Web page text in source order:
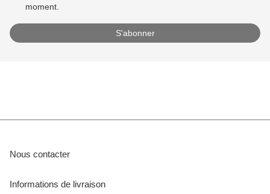
moment.
Nous contacter
Informations de livraison